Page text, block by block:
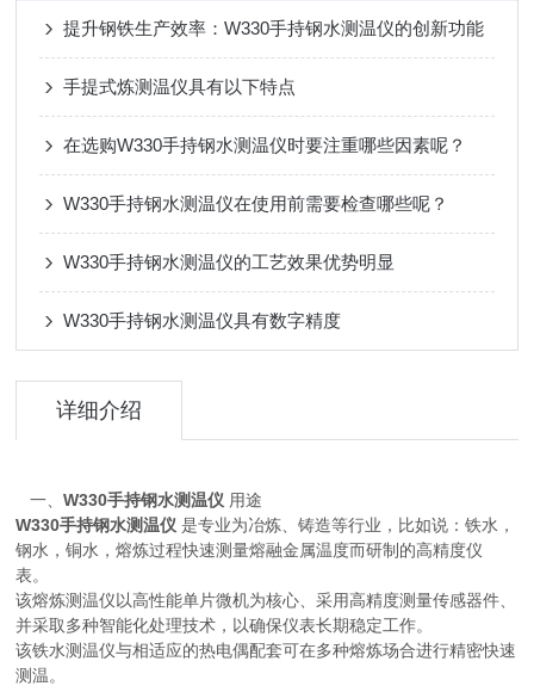
提升钢铁生产效率：W330手持钢水测温仪的创新功能
手提式炼测温仪具有以下特点
在选购W330手持钢水测温仪时要注重哪些因素呢？
W330手持钢水测温仪在使用前需要检查哪些呢？
W330手持钢水测温仪的工艺效果优势明显
W330手持钢水测温仪具有数字精度
详细介绍
一、W330手持钢水测温仪 用途
W330手持钢水测温仪 是专业为冶炼、铸造等行业，比如说：铁水，
钢水，铜水，熔炼过程快速测量熔融金属温度而研制的高精度仪
表。
该熔炼测温仪以高性能单片微机为核心、采用高精度测量传感器件、
并采取多种智能化处理技术，以确保仪表长期稳定工作。
该铁水测温仪与相适应的热电偶配套可在多种熔炼场合进行精密快速
测温。